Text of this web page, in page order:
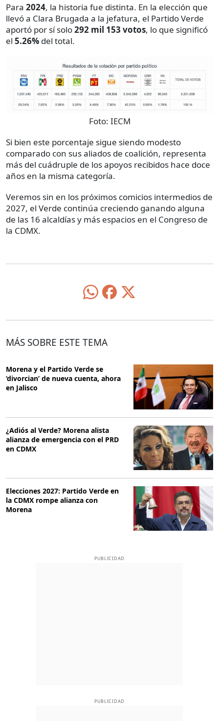
Para 2024, la historia fue distinta. En la elección que
llevó a Clara Brugada a la jefatura, el Partido Verde
aportó por sí solo292 mil 153 votos, lo que significó
el 5.26% del total.
Foto: IECM
Si bien este porcentaje sigue siendo modesto
comparado con sus aliados de coalición, representa
más del cuádruple de los apoyos recibidos hace doce
años en la misma categoría.
Veremos sin en los próximos comicios intermedios de
2027, el Verde continúa creciendo ganando alguna
de las 16 alcaldías y más espacios en el Congreso de
la CDMX.
MÁS SOBRE ESTE TEMA
Morena y el Partido Verde se
‘divorcian’ de nueva cuenta, ahora
en Jalisco
¿Adiós al Verde? Morena alista
alianza de emergencia con el PRD
en CDMX
Elecciones 2027: Partido Verde en
la CDMX rompe alianza con
Morena
PUBLICIDAD
PUBLICIDAD